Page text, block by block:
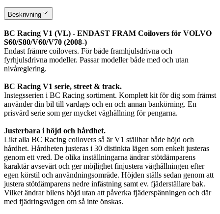
Beskrivning
BC Racing V1 (VL) - ENDAST FRAM Coilovers för VOLVO
S60/S80/V60/V70 (2008-)
Endast främre coilovers. För både framhjulsdrivna och
fyrhjulsdrivna modeller. Passar modeller både med och utan
nivåreglering.
BC Racing V1 serie, street & track.
Instegsserien i BC Racing sortiment. Komplett kit för dig som främst
använder din bil till vardags och en och annan bankörning. En
prisvärd serie som ger mycket väghållning för pengarna.
Justerbara i höjd och hårdhet.
Likt alla BC Racing coilovers så är V1 ställbar både höjd och
hårdhet. Hårdheten justeras i 30 distinkta lägen som enkelt justeras
genom ett vred. De olika inställningarna ändrar stötdämparens
karaktär avsevärt och ger möjlighet finjustera väghållningen efter
egen körstil och användningsområde. Höjden ställs sedan genom att
justera stötdämparens nedre infästning samt ev. fjäderställare bak.
Vilket ändrar bilens höjd utan att påverka fjäderspänningen och där
med fjädringsvägen om så inte önskas.